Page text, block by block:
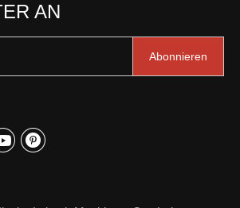
AN
Abonnieren